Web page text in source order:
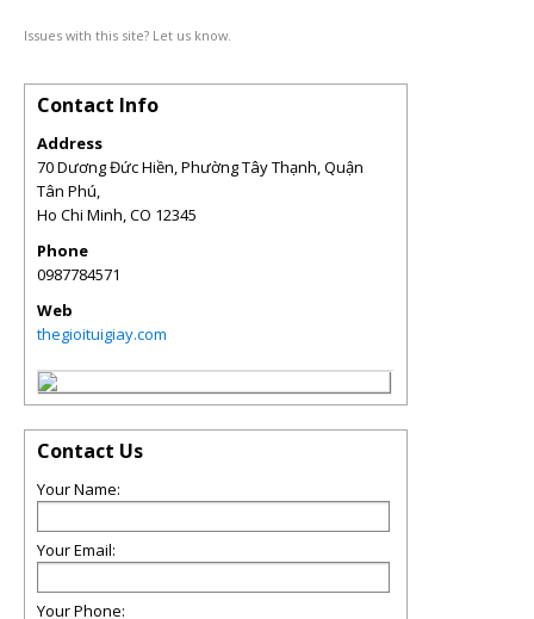
Issues with this site? Let us know.
Contact Info
Address
70 Dương Đức Hiền, Phường Tây Thạnh, Quận
Tân Phú,
Ho Chi Minh,CO 12345
Phone
0987784571
Web
thegioituigiay.com
Contact Us
Your Name:
Your Email:
Your Phone: